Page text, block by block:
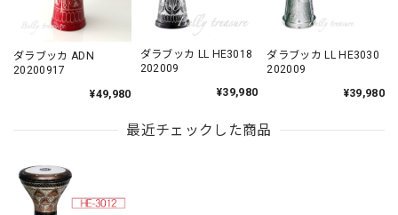
ダラブッカ ADN
20200917
¥49,980
ダラブッカ LL HE3018
202009
¥39,980
ダラブッカ LL HE3030
202009
¥39,980
最近チェックした商品